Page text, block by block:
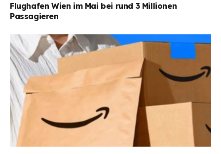
Flughafen Wien im Mai bei rund 3 Millionen
Passagieren